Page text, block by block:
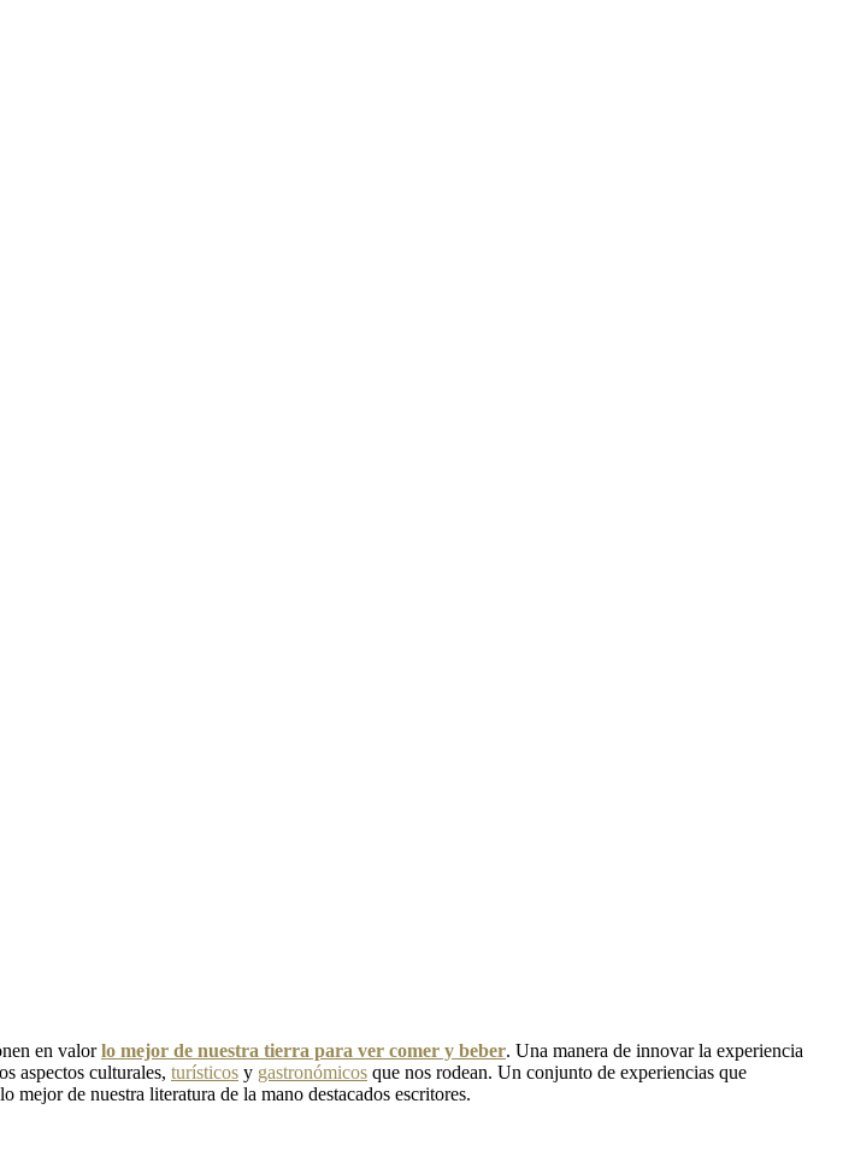
en valorlo mejor de nuestra tierra para ver comer y beber. Una manera de innovar la experiencia
aspectos culturales, turísticos y gastronómicos que nos rodean. Un conjunto de experiencias que
mejor de nuestra literatura de la mano destacados escritores.